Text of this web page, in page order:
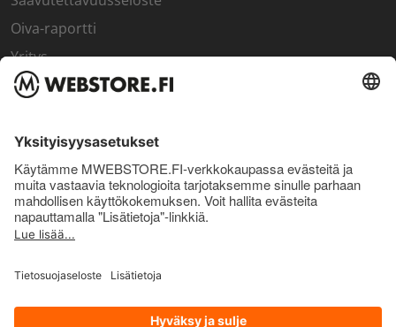
Oiva-raportti
Yritys
SISÄPIIRI
Sisäpiirin bonusohjelma
Uutiskirje
Uutiset ja artikkelit